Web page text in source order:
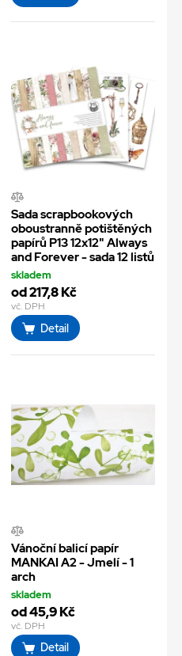
Sada scrapbookových
oboustranně potištěných
papírů P13 12x12" Always
and Forever - sada 12 listů
skladem
od 217,8 Kč
vč. DPH
Detail
Vánoční balicí papír
MANKAI A2 - Jmelí - 1
arch
skladem
od 45,9 Kč
vč. DPH
Detail